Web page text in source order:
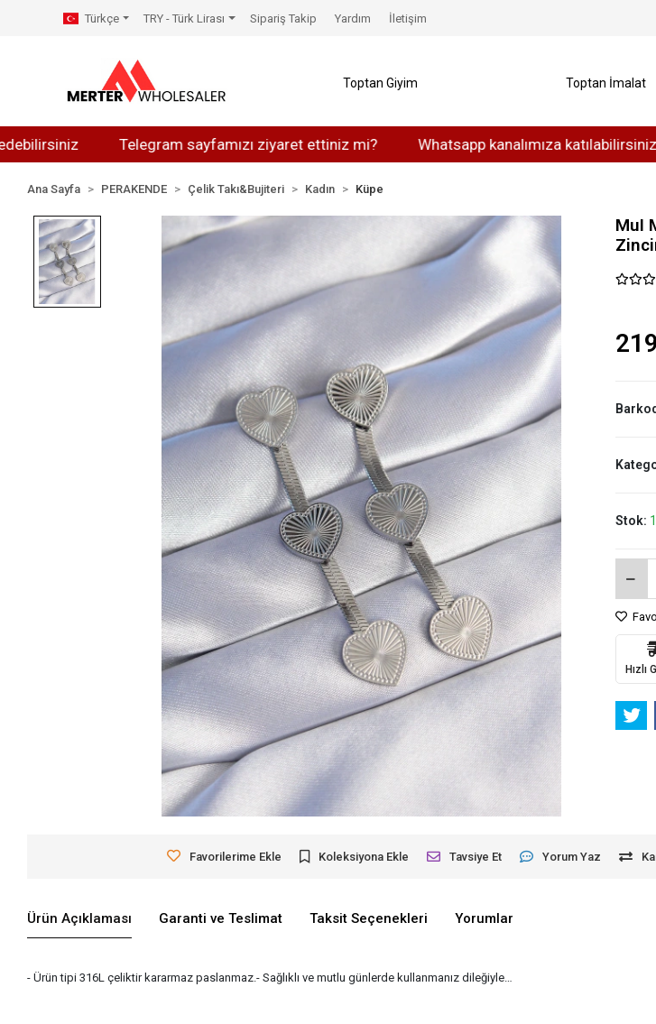
Telegram sayfamızı ziyaret ettiniz mi? Whatsapp kanalımıza katılabilirsiniz
Türkçe TRY - Türk Lirası Sipariş Takip Yardım İletişim
Toptan Giyim Toptan İmalat
Ana Sayfa PERAKENDE Çelik Takı&Bujiteri Kadın Küpe
MuI
Stok:
Hızlı
Favorilerime Ekle Koleksiyona Ekle Tavsiye Et Yorum Yaz
Ürün Açıklaması Garanti ve Teslimat Taksit Seçenekleri Yorumlar
- Ürün tipi 316L çeliktir kararmaz paslanmaz.- Sağlıklı ve mutlu günlerde kullanmanız dileğiyle…